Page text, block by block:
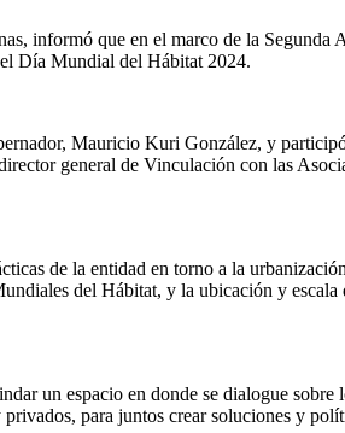
informó que en el marco de la
Día Mundial del Hábitat 2024.
Mauricio Kuri González, y
general de Vinculación con las
de la entidad en torno a la
del Hábitat, y la ubicación y
un espacio en donde se dialogue sobre
para juntos crear soluciones y